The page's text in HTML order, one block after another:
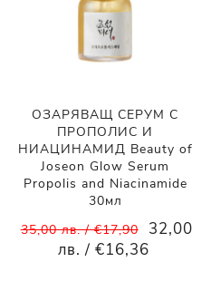
ОЗАРЯВАЩ СЕРУМ С
ПРОПОЛИС И
НИАЦИНАМИД Beauty of
Joseon Glow Serum
Propolis and Niacinamide
30мл
35,00 лв. / €17,90
32,00
лв. / €16,36